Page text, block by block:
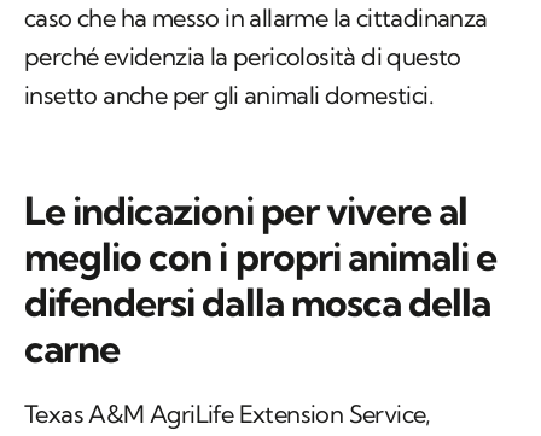
caso che ha messo in allarme la cittadinanza
perché evidenzia la pericolosità di questo
insetto anche per gli animali domestici.
Le indicazioni per vivere al
meglio con i propri animali e
difendersi dalla mosca della
carne
Texas A&M AgriLife Extension Service,